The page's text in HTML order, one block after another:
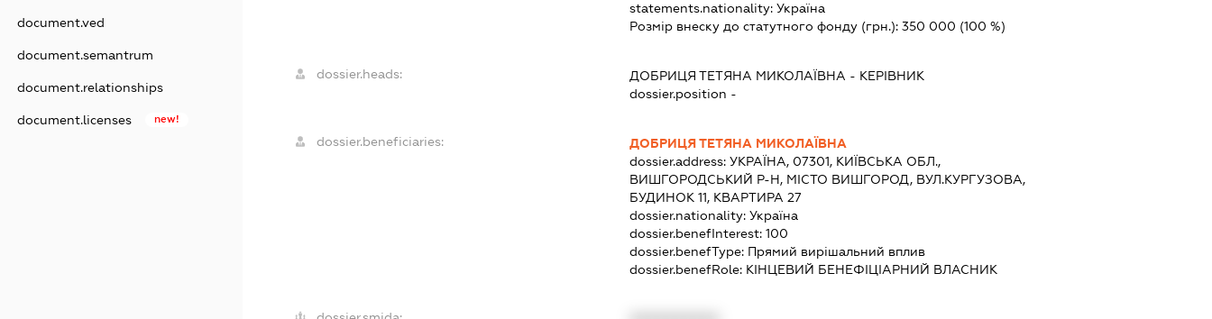
document.ved
document.semantrum
document.relationships
document.licenses new!
statements.nationality: Україна
Розмір внеску до статутного фонду (грн.): 350 000 (100 %)
dossier.heads: ДОБРИЦЯ ТЕТЯНА МИКОЛАЇВНА - КЕРІВНИК
dossier.position -
dossier.beneficiaries:
ДОБРИЦЯ ТЕТЯНА МИКОЛАЇВНА
dossier.address: УКРАЇНА, 07301, КИЇВСЬКА ОБЛ.,
ВИШГОРОДСЬКИЙ Р-Н, МІСТО ВИШГОРОД, ВУЛ.КУРГУЗОВА,
БУДИНОК 11, КВАРТИРА 27
dossier.nationality: Україна
dossier.benefInterest: 100
dossier.benefType: Прямий вирішальний вплив
dossier.benefRole: КІНЦЕВИЙ БЕНЕФІЦІАРНИЙ ВЛАСНИК